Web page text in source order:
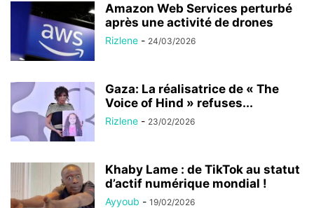
Amazon Web Services perturbé
après une activité de drones
Rizlene - 24/03/2026
Gaza: La réalisatrice de « The
Voice of Hind » refuses...
Rizlene - 23/02/2026
Khaby Lame : de TikTok au statut
d’actif numérique mondial !
Ayyoub - 19/02/2026